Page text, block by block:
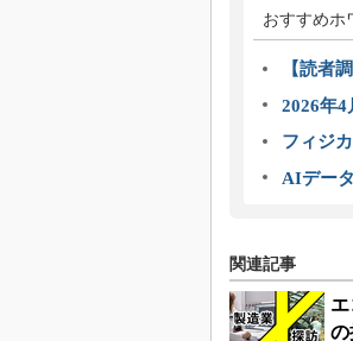
おすすめホ
【読者
2026年
フィジ
AIデー
関連記事
の